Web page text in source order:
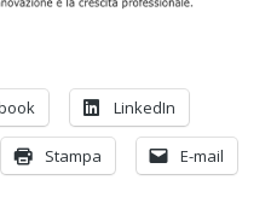
LinkedIn
Stampa E-mail